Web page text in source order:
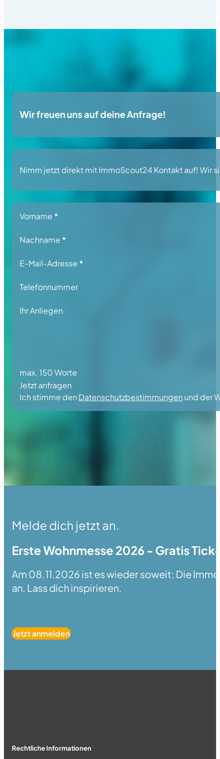
Wir freuen uns auf deine Anfrage!
Nimm jetzt direkt mit ImmoScout24 Kontakt auf! Wir
Section
Vorname *
Nachname *
E-Mail-Adresse *
Telefonnummer
Ihr Anliegen
max. 150 Worte
Jetzt anfragen
Ich stimme den Datenschutzbestimmungen und der
Melde dich jetzt an.
Erste Wohnmesse 2026 - Gratis
Am 08.11.2026 ist es wieder soweit: Die
an. Lass dich inspirieren.
Jetzt anmelden
Rechtliche Informationen